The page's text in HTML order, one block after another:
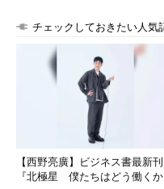
      }
  }
  *s = '\0';
  return (buf);
C言語仕様で規定されてい
正版に近い関数として、
チェックしておきたい人気
【西野亮廣】ビジネス書最新刊
『北極星 僕たちはどう働くか